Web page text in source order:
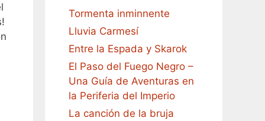
Tormenta inminnente
Lluvia Carmesí
Entre la Espada y Skarok
El Paso del Fuego Negro –
Una Guía de Aventuras en
la Periferia del Imperio
La canción de la bruja